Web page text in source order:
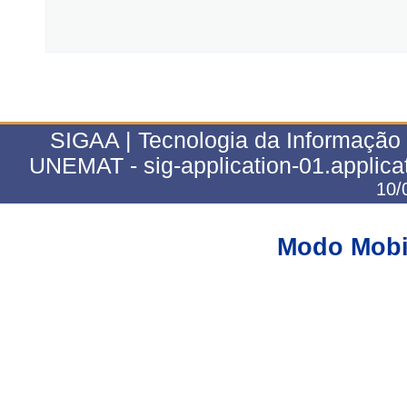
SIGAA | Tecnologia da
UNEMAT - sig-application-
10/
Modo